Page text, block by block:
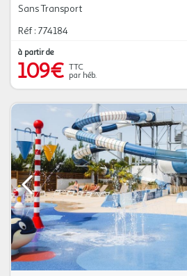
Sans Transport
Réf : 774184
à partir de
109€ TTC
par héb.